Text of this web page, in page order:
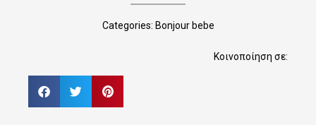
Categories: Bonjour bebe
Κοινοποίηση σε: